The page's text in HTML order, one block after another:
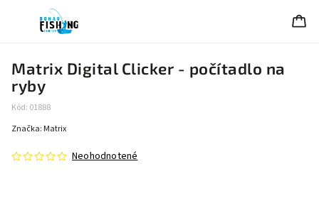
Matrix Digital Clicker - počítadlo na
ryby
Kód: 01888
Neohodnotené
Značka: Matrix